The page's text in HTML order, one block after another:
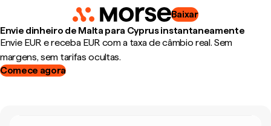
Baixar
Envie dinheiro de Malta para Cyprus instantaneamente
Envie EUR e receba EUR com a taxa de câmbio real. Sem
margens, sem tarifas ocultas.
Comece agora